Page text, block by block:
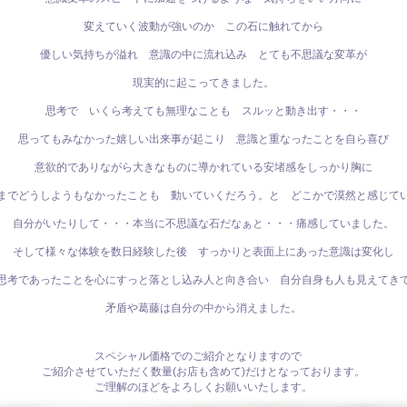
変えていく波動が強いのか この石に触れてから
優しい気持ちが溢れ 意識の中に流れ込み とても不思議な変革が
現実的に起こってきました。
思考で いくら考えても無理なことも スルッと動き出す・・・
思ってもみなかった嬉しい出来事が起こり 意識と重なったことを自ら喜び
意欲的でありながら大きなものに導かれている安堵感をしっかり胸に
でどうしようもなかったことも 動いていくだろう。と どこかで漠然と感じて
自分がいたりして・・・本当に不思議な石だなぁと・・・痛感していました。
そして様々な体験を数日経験した後 すっかりと表面上にあった意識は変化し
考であったことを心にすっと落とし込み人と向き合い 自分自身も人も見えてき
矛盾や葛藤は自分の中から消えました。
スペシャル価格でのご紹介となりますので
ご紹介させていただく数量(お店も含めて)だけとなっております。
ご理解のほどをよろしくお願いいたします。